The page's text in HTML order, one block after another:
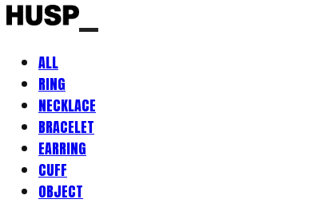
ALL
RING
NECKLACE
BRACELET
EARRING
CUFF
OBJECT